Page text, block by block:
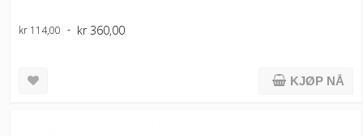
kr 114,00 kr 360,00
KJØP NÅ